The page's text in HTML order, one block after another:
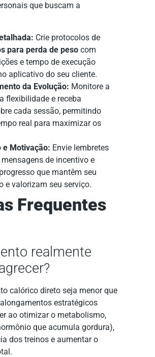
que buscam a
Crie protocolos de
para perda de peso com
e tempo de execução
aplicativo do seu cliente.
da Evolução: Monitore a
flexibilidade e receba
cada sessão, permitindo
real para maximizar os
e Motivação: Envie lembretes
de incentivo e
que mantêm seu
e valorizam seu serviço.
Frequentes
realmente
calórico direto seja menor que
estratégicos
ao otimizar o metabolismo,
que acumula gordura),
dos treinos e aumentar o